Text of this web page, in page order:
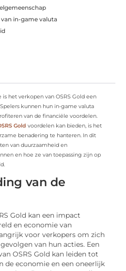
in-game valuta
is het verkopen van OSRS Gold een
kunnen hun in-game valuta
van de financiële voordelen.
Goldvoordelen kan bieden, is het
benadering te hanteren. In dit
van duurzaamheid en
en hoe ze van toepassing zijn op
van de
Gold kan een impact
en economie van
voor verkopers om zich
van hun acties. Een
OSRS Gold kan leiden tot
de economie en een oneerlijk